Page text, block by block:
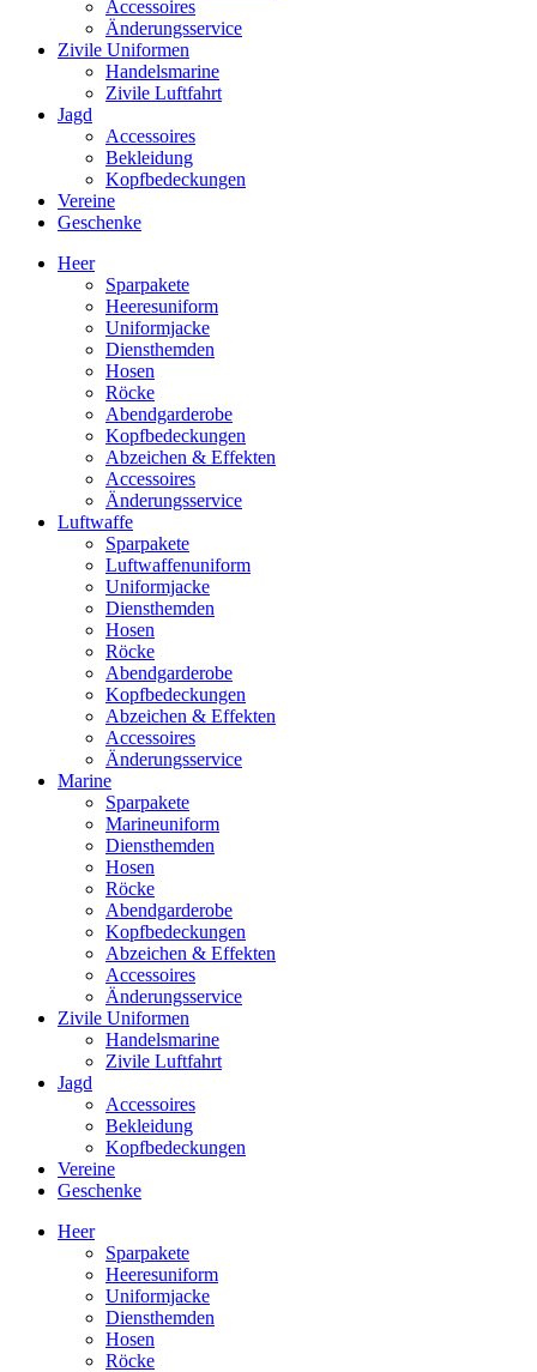
Accessoires
Änderungsservice
Zivile Uniformen
Handelsmarine
Zivile Luftfahrt
Jagd
Accessoires
Bekleidung
Kopfbedeckungen
Vereine
Geschenke
Heer
Sparpakete
Heeresuniform
Uniformjacke
Diensthemden
Hosen
Röcke
Abendgarderobe
Kopfbedeckungen
Abzeichen & Effekten
Accessoires
Änderungsservice
Luftwaffe
Sparpakete
Luftwaffenuniform
Uniformjacke
Diensthemden
Hosen
Röcke
Abendgarderobe
Kopfbedeckungen
Abzeichen & Effekten
Accessoires
Änderungsservice
Marine
Sparpakete
Marineuniform
Diensthemden
Hosen
Röcke
Abendgarderobe
Kopfbedeckungen
Abzeichen & Effekten
Accessoires
Änderungsservice
Zivile Uniformen
Handelsmarine
Zivile Luftfahrt
Jagd
Accessoires
Bekleidung
Kopfbedeckungen
Vereine
Geschenke
Heer
Sparpakete
Heeresuniform
Uniformjacke
Diensthemden
Hosen
Röcke